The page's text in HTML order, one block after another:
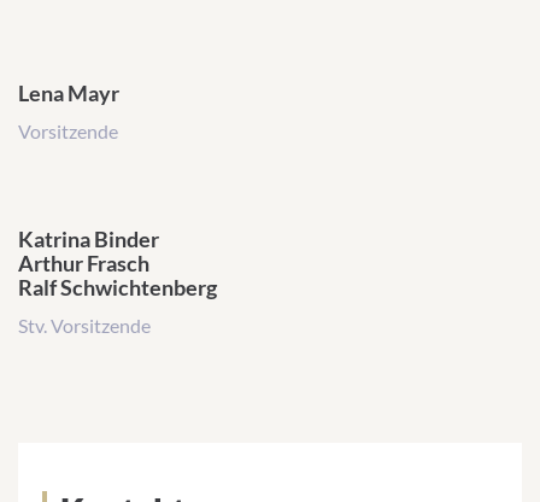
Lena Mayr
Vorsitzende
Katrina Binder
Arthur Frasch
Ralf Schwichtenberg
Stv. Vorsitzende